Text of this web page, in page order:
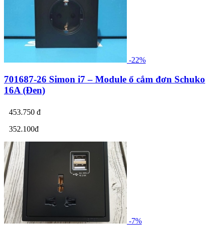
-22%
701687-26 Simon i7 – Module ổ cắm đơn Schuko
16A (Đen)
453.750 đ
352.100đ
-7%